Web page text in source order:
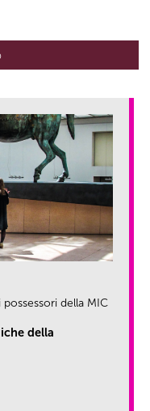
della MIC
della